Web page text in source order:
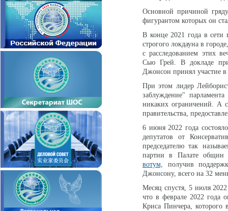
Основной причиной
фигурантом которых он
В конце 2021 года в сети
строгого локдауна в
с расследованием этих
Сью Грей. В докладе
Джонсон принял участие в
При этом лидер
заблуждение"
никаких ограничений. А
правительства,
6 июня 2022 года
депутатов от
председателю так
партии в Палате общин
вотум, получив
Джонсону, всего на 32
Месяц спустя, 5 июля
что в феврале 2022 года
Криса Пинчера, которого